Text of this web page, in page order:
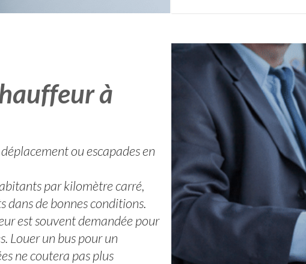
à
ou escapades en
par kilomètre carré,
dans de bonnes conditions.
est souvent demandée pour
Louer un bus pour un
ne coutera pas plus